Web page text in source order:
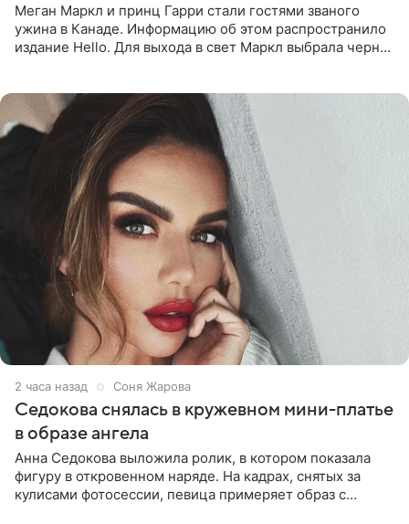
Меган Маркл и принц Гарри стали гостями званого
ужина в Канаде. Информацию об этом распространило
издание Hello. Для выхода в свет Маркл выбрала черное
2 часа назад Соня Жарова
Седокова снялась в кружевном мини-платье
в образе ангела
Анна Седокова выложила ролик, в котором показала
фигуру в откровенном наряде. На кадрах, снятых за
кулисами фотосессии, певица примеряет образ с